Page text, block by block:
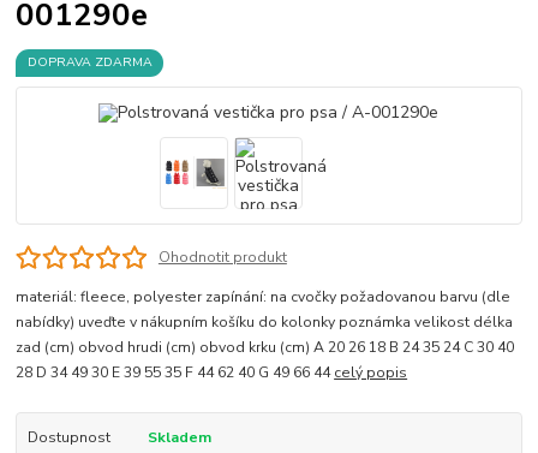
001290e
DOPRAVA ZDARMA
Ohodnotit produkt
materiál: fleece, polyester zapínání: na cvočky požadovanou barvu (dle
nabídky) uveďte v nákupním košíku do kolonky poznámka velikost délka
zad (cm) obvod hrudi (cm) obvod krku (cm) A 20 26 18 B 24 35 24 C 30 40
28 D 34 49 30 E 39 55 35 F 44 62 40 G 49 66 44celý popis
Dostupnost
Skladem